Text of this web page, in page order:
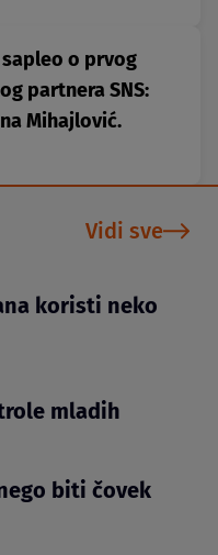
o prvog
partnera SNS:
Mihajlović.
Vidi sve
koristi neko
mladih
biti čovek